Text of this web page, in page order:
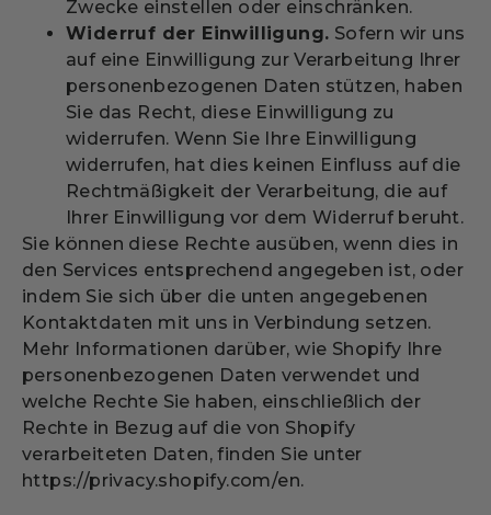
Zwecke einstellen oder einschränken.
Widerruf der Einwilligung. Sofern wir uns
auf eine Einwilligung zur Verarbeitung Ihrer
personenbezogenen Daten stützen, haben
Sie das Recht, diese Einwilligung zu
widerrufen. Wenn Sie Ihre Einwilligung
widerrufen, hat dies keinen Einfluss auf die
Rechtmäßigkeit der Verarbeitung, die auf
Ihrer Einwilligung vor dem Widerruf beruht.
Sie können diese Rechte ausüben, wenn dies in
den Services entsprechend angegeben ist, oder
indem Sie sich über die unten angegebenen
Kontaktdaten mit uns in Verbindung setzen.
Mehr Informationen darüber, wie Shopify Ihre
personenbezogenen Daten verwendet und
welche Rechte Sie haben, einschließlich der
Rechte in Bezug auf die von Shopify
verarbeiteten Daten, finden Sie unter
https://privacy.shopify.com/en.